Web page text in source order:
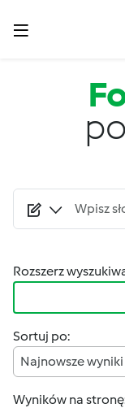
Rozszerz
Sortuj po:
Najnowsze wyniki
Wyników na